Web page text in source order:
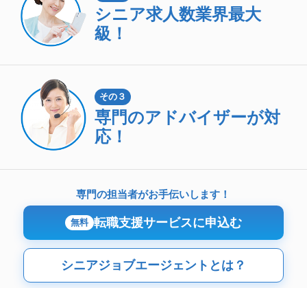
シニア求人数業界最大
級！
その３
専門のアドバイザーが対
応！
専門の担当者がお手伝いします！
無料 転職支援サービスに申込む
シニアジョブエージェントとは？